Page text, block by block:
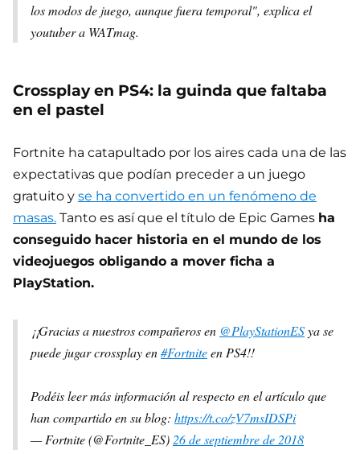
los modos de juego, aunque fuera temporal", explica el
youtuber a WATmag.
Crossplay en PS4: la guinda que faltaba
en el pastel
Fortnite ha catapultado por los aires cada una de las
expectativas que podían preceder a un juego
gratuito y se ha convertido en un fenómeno de
masas. Tanto es así que el título de Epic Games ha
conseguido hacer historia en el mundo de los
videojuegos obligando a mover ficha a
PlayStation.
¡¡Gracias a nuestros compañeros en @PlayStationESya se
puede jugar crossplay en#Fortniteen PS4!!
Podéis leer más información al respecto en el artículo que
han compartido en su blog: https://t.co/zV7msIDSPi
— Fortnite (@Fortnite_ES) 26 de septiembre de 2018